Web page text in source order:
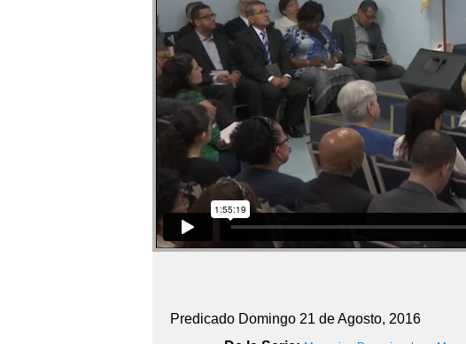
Predicado Domingo 21 de Agosto, 2016